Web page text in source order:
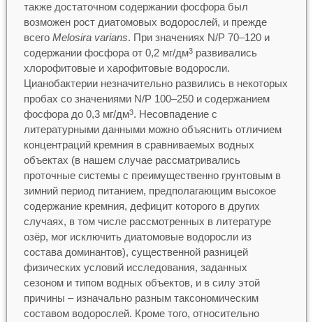
также достаточном содержании фосфора был
возможен рост диатомовых водорослей, и прежде
всего Melosira varians. При значениях N/P 70–120 и
содержании фосфора от 0,2 мг/дм3развивались
хлорофитовые и харофитовые водоросли.
Цианобактерии незначительно развились в некоторых
пробах со значениями N/P 100–250 и содержанием
фосфора до 0,3 мг/дм3. Несовпадение с
литературными данными можно объяснить отличием
концентраций кремния в сравниваемых водных
объектах (в нашем случае рассматривались
проточные системы с преимущественно грунтовым в
зимний период питанием, предполагающим высокое
содержание кремния, дефицит которого в других
случаях, в том числе рассмотренных в литературе
озёр, мог исключить диатомовые водоросли из
состава доминантов), существенной разницей
физических условий исследования, заданных
сезоном и типом водных объектов, и в силу этой
причины – изначально разным таксономическим
составом водорослей. Кроме того, относительно